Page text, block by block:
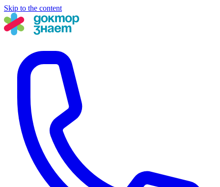
Skip to the content